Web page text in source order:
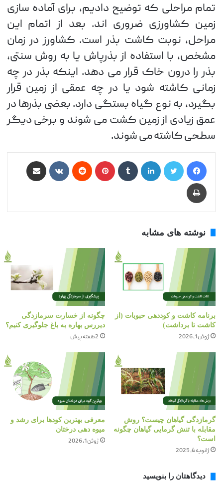
تمام مراحلی که توضیح دادیم، برای آماده سازی
زمین کشاورزی ضروری اند. بعد از اتمام این
مراحل، نوبت کاشت بذر است. کشاورز در زمان
مشخص، با استفاده از بذرپاش یا به روش سنتی،
بذر را درون خاک قرار می دهد. اینکه بذر در چه
زمانی کاشته شود یا در چه عمقی از زمین قرار
بگیرد، به نوع گیاه بستگی دارد. بعضی بذرها در
عمق زیادی از زمین کشت می شوند و برخی دیگر
سطحی کاشته می شوند.
فیس بوک توییتر لینکدین ‫تامبلر ‫پین‌ترست ‫رددیت ‫VKontakte
چاپ
نوشته های مشابه
برنامه کاشت و کوددهی حبوبات (از
کاشت تا برداشت)
ژوئن 1, 2026
چگونه از خسارت سرمازدگی
دیررس بهاره به باغ جلوگیری کنیم؟
2 هفته پیش
گرمازدگی گیاهان چیست؟ روش
مقابله با تنش گرمایی گیاهان چگونه
است؟
ژانویه 4, 2025
معرفی بهترین کودها برای رشد و
میوه دهی درختان
ژوئن 1, 2026
دیدگاهتان را بنویسید